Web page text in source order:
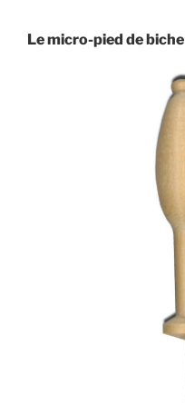
Le micro-pied de biche